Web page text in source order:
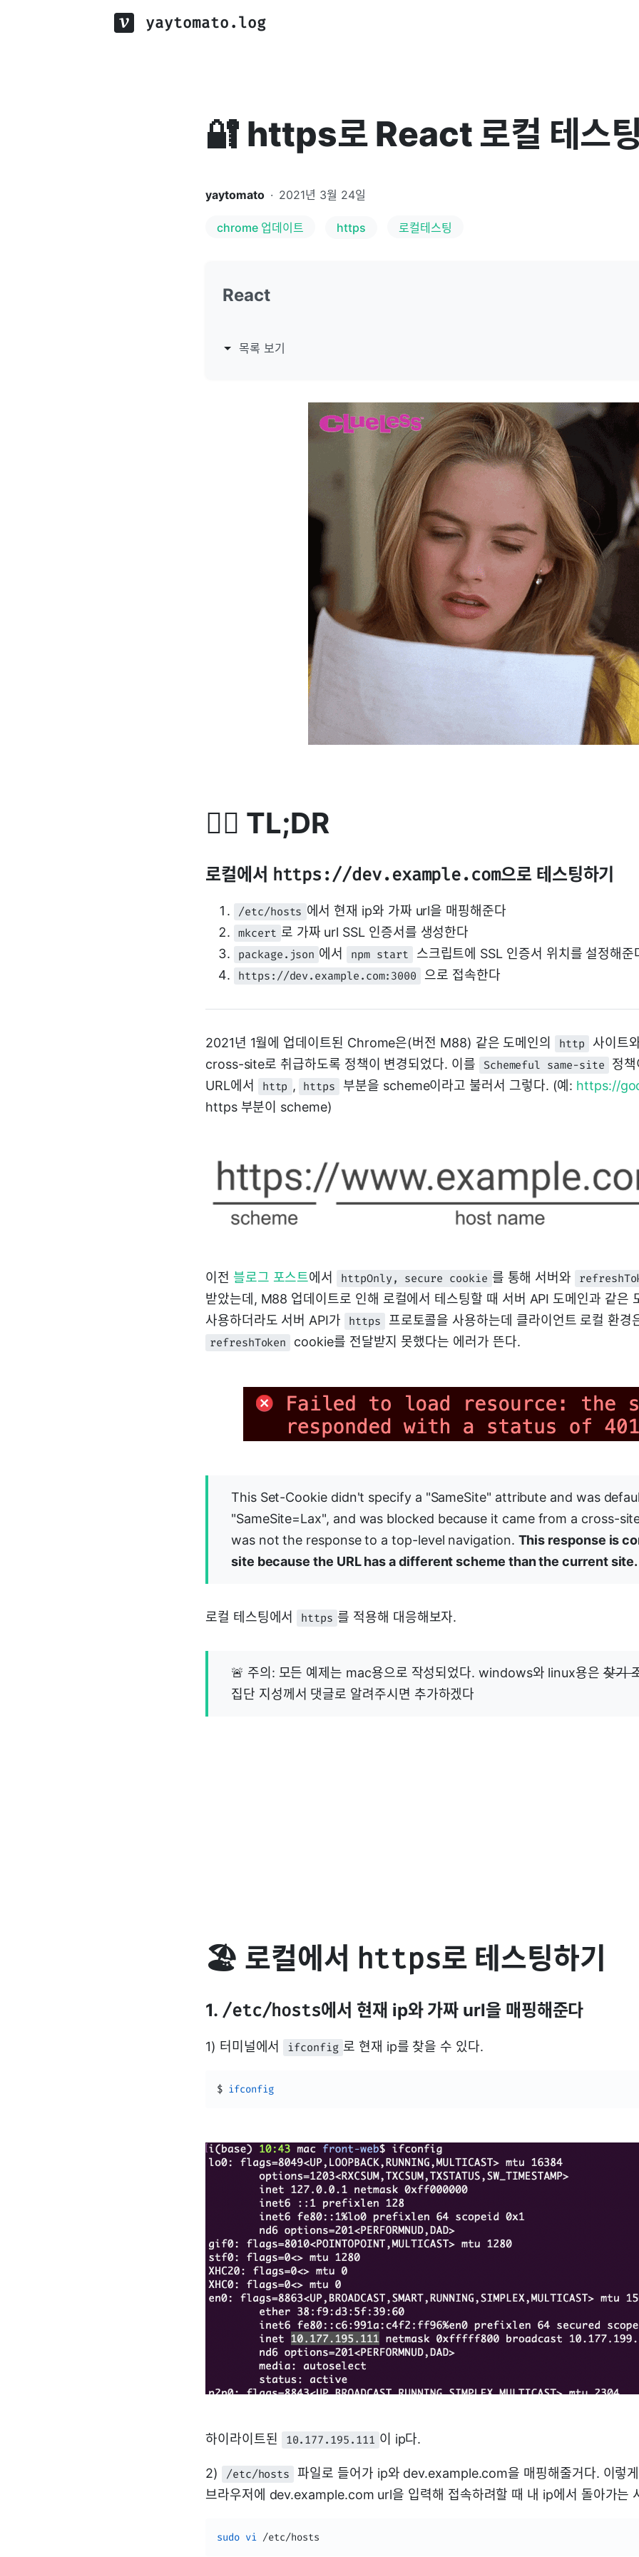
yaytomato.log
🔐 https로 React 로컬 테스
yaytomato · 2021년 3월 24일
chrome 업데이트 https 로컬테스팅
React
목록 보기
🧞‍♂️ TL;DR
로컬에서 https://dev.example.com으로 테스팅하기
/etc/hosts 에서 현재 ip와 가짜 url을 매핑해준다
mkcert 로 가짜 url SSL 인증서를 생성한다
package.json 에서 npm start 스크립트에 SSL 인증서 위치를 설정해준
https://dev.example.com:3000 으로 접속한다
2021년 1월에 업데이트된 Chrome은(버전 M88) 같은 도메인의 http
사이트
cross-site로 취급하도록 정책이 변경되었다. 이를
Schemeful same-site
정
URL에서
http , https 부분을 scheme이라고 불러서 그렇다. (예: https://
https 부분이 scheme)
이전 블로그 포스트에서 httpOnly, secure cookie 를 통해 서버와
받았는데, M88 업데이트로 인해 로컬에서 테스팅할 때 서버 API 도메인과 같은
사용하더라도 서버 API가
https 프로토콜을 사용하는데 클라이언트 로컬 환경
refreshToken cookie를 전달받지 못했다는 에러가 뜬다.
This Set-Cookie didn't specify a "SameSite" attribute and was
"SameSite=Lax", and was blocked because it came from a cross-
was not the response to a top-level navigation. This response is
site because the URL has a different scheme than the current site.
로컬 테스팅에서 https 를 적용해 대응해보자.
🚨 주의: 모든 예제는 mac용으로 작성되었다. windows와 linux용은찾기
집단 지성께서 댓글로 알려주시면 추가하겠다
🏖 로컬에서 https로 테스팅하기
1. /etc/hosts에서 현재 ip와 가짜 url을 매핑해준다
1) 터미널에서 ifconfig 로 현재 ip를 찾을 수 있다.
$ ifconfig
하이라이트된 10.177.195.111 이 ip다.
2) /etc/hosts
파일로 들어가 ip와 dev.example.com을 매핑해줄거다. 이렇
브라우저에 dev.example.com url을 입력해 접속하려할 때 내 ip에서 돌아가는
sudo vi /etc/hosts